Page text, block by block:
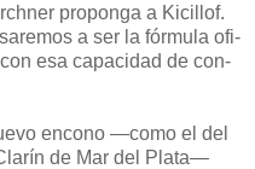
pro­pon­ga a Ki­ci­llof.
a ser la fór­mu­la ofi­
esa ca­pa­ci­dad de con­
en­co­no —co­mo el del
de Mar del Pla­ta—